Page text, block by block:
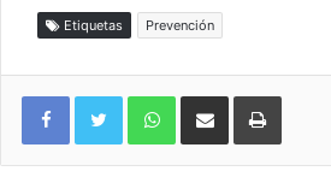
Etiquetas Prevención
WhatsAppCompartir por correo electrónicoImprimir